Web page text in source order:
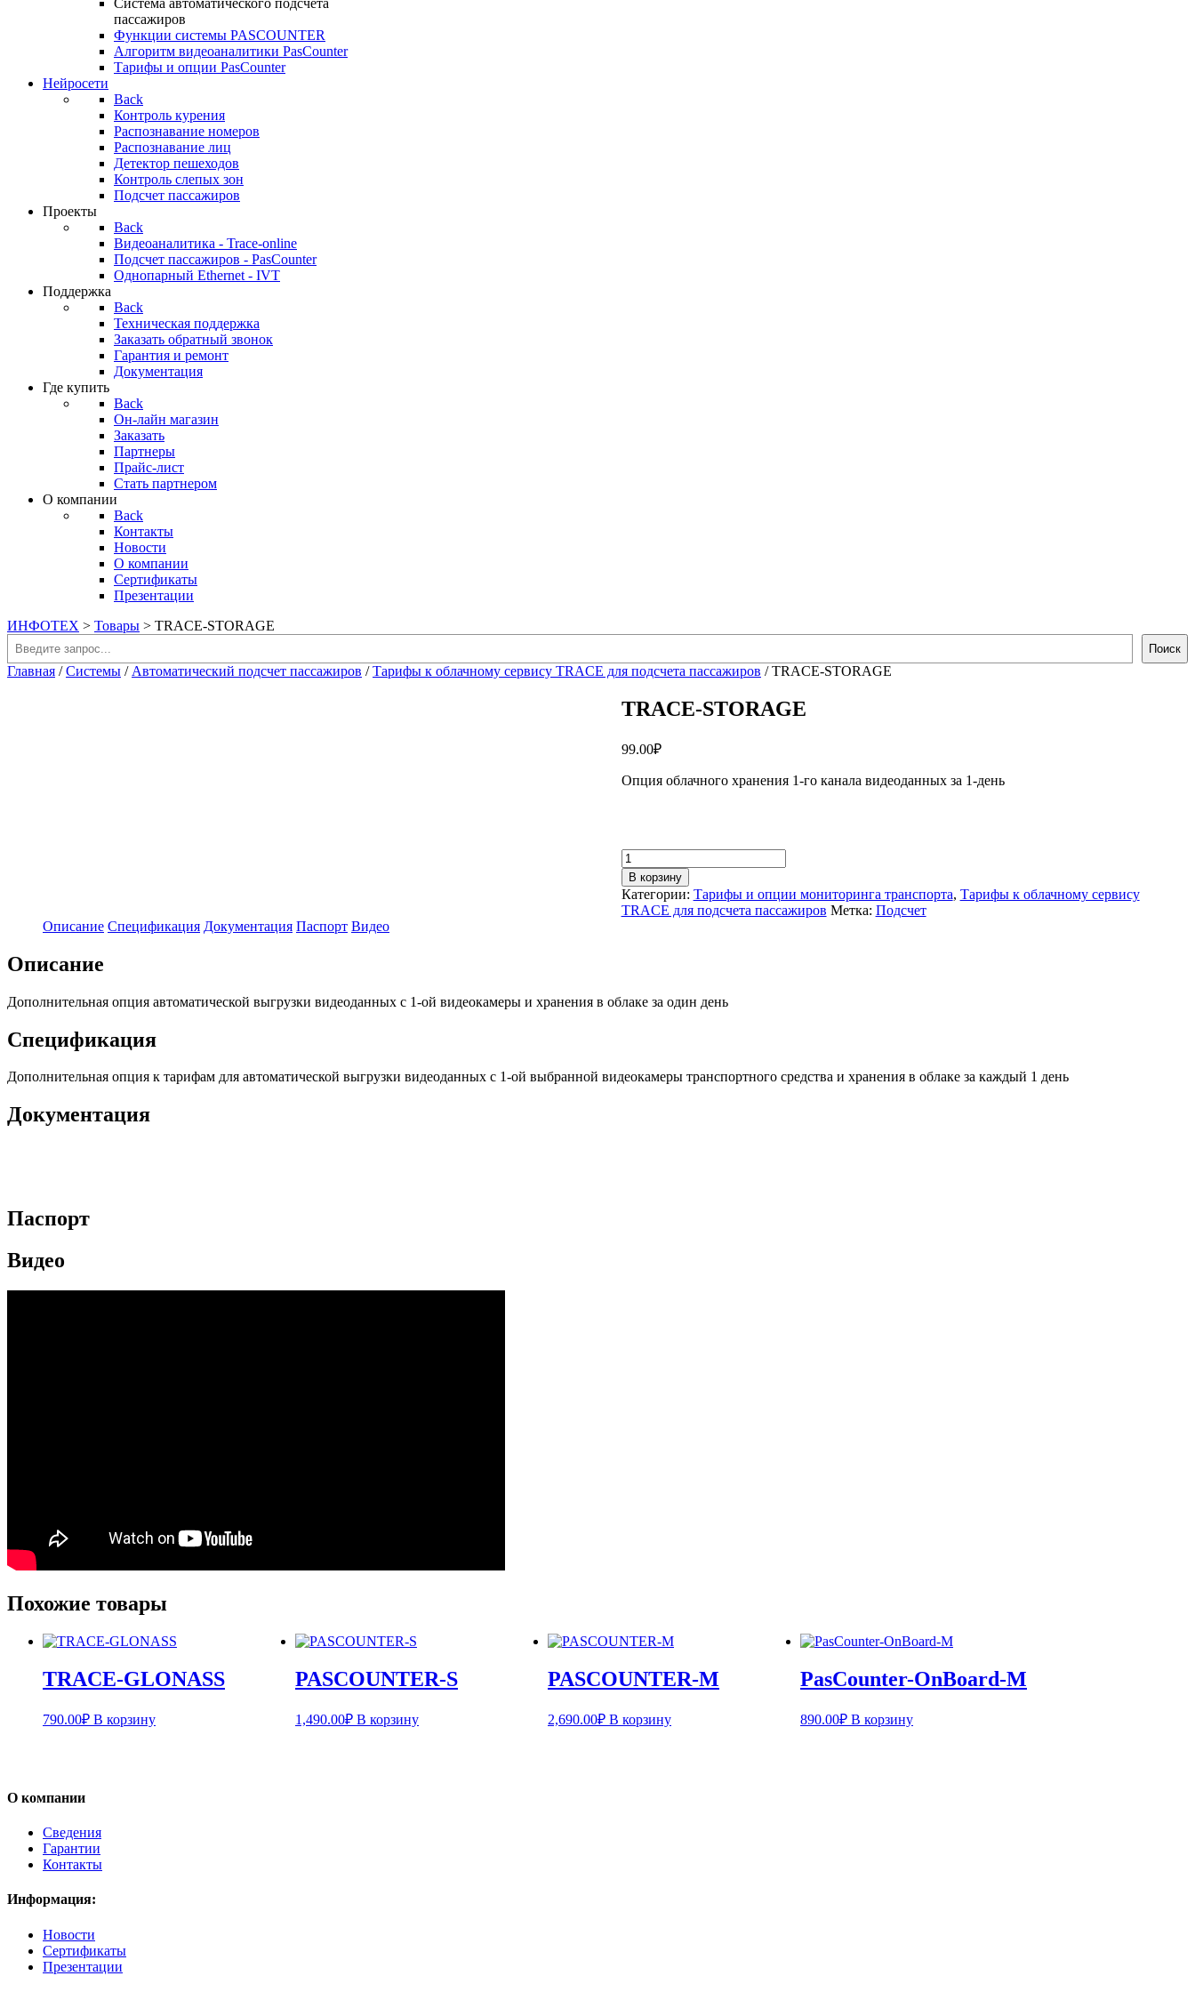
Система автоматического подсчета
пассажиров
Функции системы PASCOUNTER
Алгоритм видеоаналитики PasCounter
Тарифы и опции PasCounter
Нейросети
Back
Контроль курения
Распознавание номеров
Распознавание лиц
Детектор пешеходов
Контроль слепых зон
Подсчет пассажиров
Проекты
Back
Видеоаналитика - Trace-online
Подсчет пассажиров - PasCounter
Однопарный Ethernet - IVT
Поддержка
Back
Техническая поддержка
Заказать обратный звонок
Гарантия и ремонт
Документация
Где купить
Back
Он-лайн магазин
Заказать
Партнеры
Прайс-лист
Стать партнером
О компании
Back
Контакты
Новости
О компании
Сертификаты
Презентации
ИНФОТЕХ > Товары > TRACE-STORAGE
Поиск
Поиск
Главная /Системы / Автоматический подсчет пассажиров /Тарифы к облачному сервису TRACE для подсчета пассажиров / TRACE-STORAGE
TRACE-STORAGE
99.00₽
Опция облачного хранения 1-го канала видеоданных за 1-день
Количество
товара
TRACE-
STORAGE
В корзину
Категории: Тарифы и опции мониторинга транспорта, Тарифы к облачному сервису
TRACE для подсчета пассажиров Метка: Подсчет
Описание Спецификация Документация Паспорт Видео
Описание
Дополнительная опция автоматической выгрузки видеоданных с 1-ой видеокамеры и хранения в облаке за один день
Спецификация
Дополнительная опция к тарифам для автоматической выгрузки видеоданных с 1-ой выбранной видеокамеры транспортного средства и хранения в облаке за каждый 1 день
Документация
Паспорт
Видео
Похожие товары
TRACE-GLONASS
790.00₽ В корзину
PASCOUNTER-S
1,490.00₽ В корзину
PASCOUNTER-M
2,690.00₽ В корзину
PasCounter-OnBoard-M
890.00₽ В корзину
О компании
Сведения
Гарантии
Контакты
Информация:
Новости
Сертификаты
Презентации